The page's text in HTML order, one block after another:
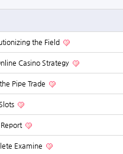
the Field
Casino Strategy
Pipe Trade
Examine